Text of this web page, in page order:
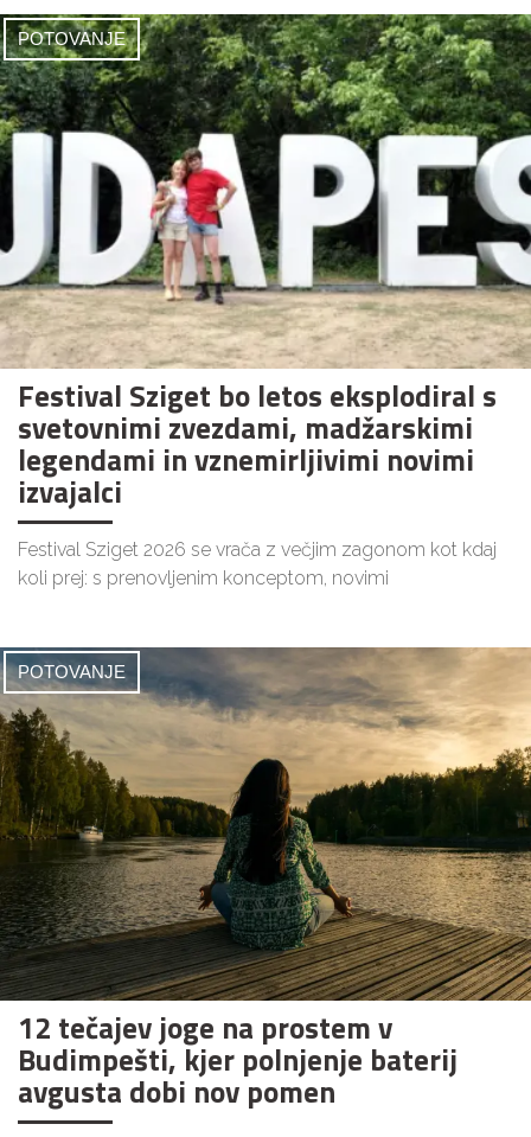
POTOVANJE
Festival Sziget bo letos eksplodiral s
svetovnimi zvezdami, madžarskimi
legendami in vznemirljivimi novimi
izvajalci
Festival Sziget 2026 se vrača z večjim zagonom kot kdaj
koli prej: s prenovljenim konceptom, novimi
POTOVANJE
12 tečajev joge na prostem v
Budimpešti, kjer polnjenje baterij
avgusta dobi nov pomen